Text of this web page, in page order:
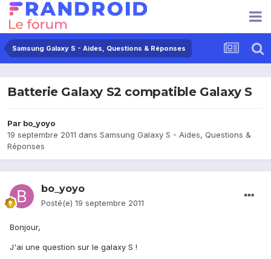
Samsung Galaxy S - Aides, Questions & Réponses
Batterie Galaxy S2 compatible Galaxy S
Par bo_yoyo
19 septembre 2011 dans Samsung Galaxy S - Aides, Questions &
Réponses
bo_yoyo
Posté(e) 19 septembre 2011
Bonjour,
J'ai une question sur le galaxy S !